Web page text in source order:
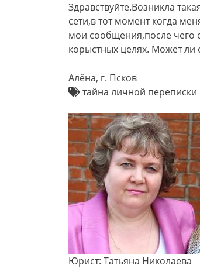
Здравствуйте.Возникла
сети,в тот момент когда
мои сообщения,после чего
корыстных целях. Может ли
Алёна, г. Псков
тайна личной переписки
Юрист: Татьяна Николаева